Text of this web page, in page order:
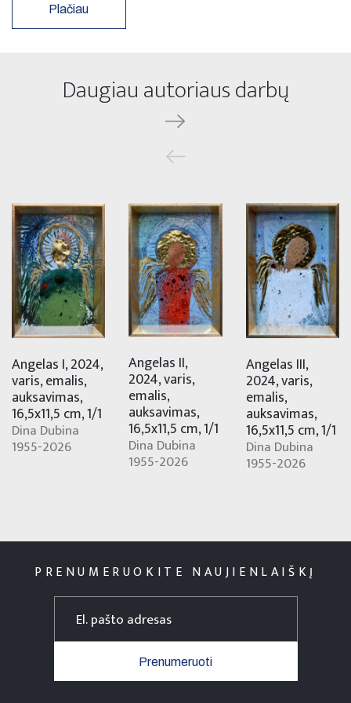
Plačiau
Daugiau autoriaus darbų
Angelas I, 2024,
varis, emalis,
auksavimas,
16,5x11,5 cm, 1/1
Dina Dubina
1955-2026
Angelas II,
2024, varis,
emalis,
auksavimas,
16,5x11,5 cm, 1/1
Dina Dubina
1955-2026
Angelas III,
2024, varis,
emalis,
auksavimas,
16,5x11,5 cm, 1/1
Dina Dubina
1955-2026
PRENUMERUOKITE NAUJIENLAIŠKĮ
Prenumeruoti